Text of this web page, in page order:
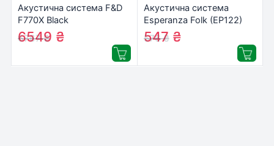
Акустична система F&D
F770X Black
6767₴
6549 ₴
Акустична система
Esperanza Folk (EP122)
576₴
547 ₴